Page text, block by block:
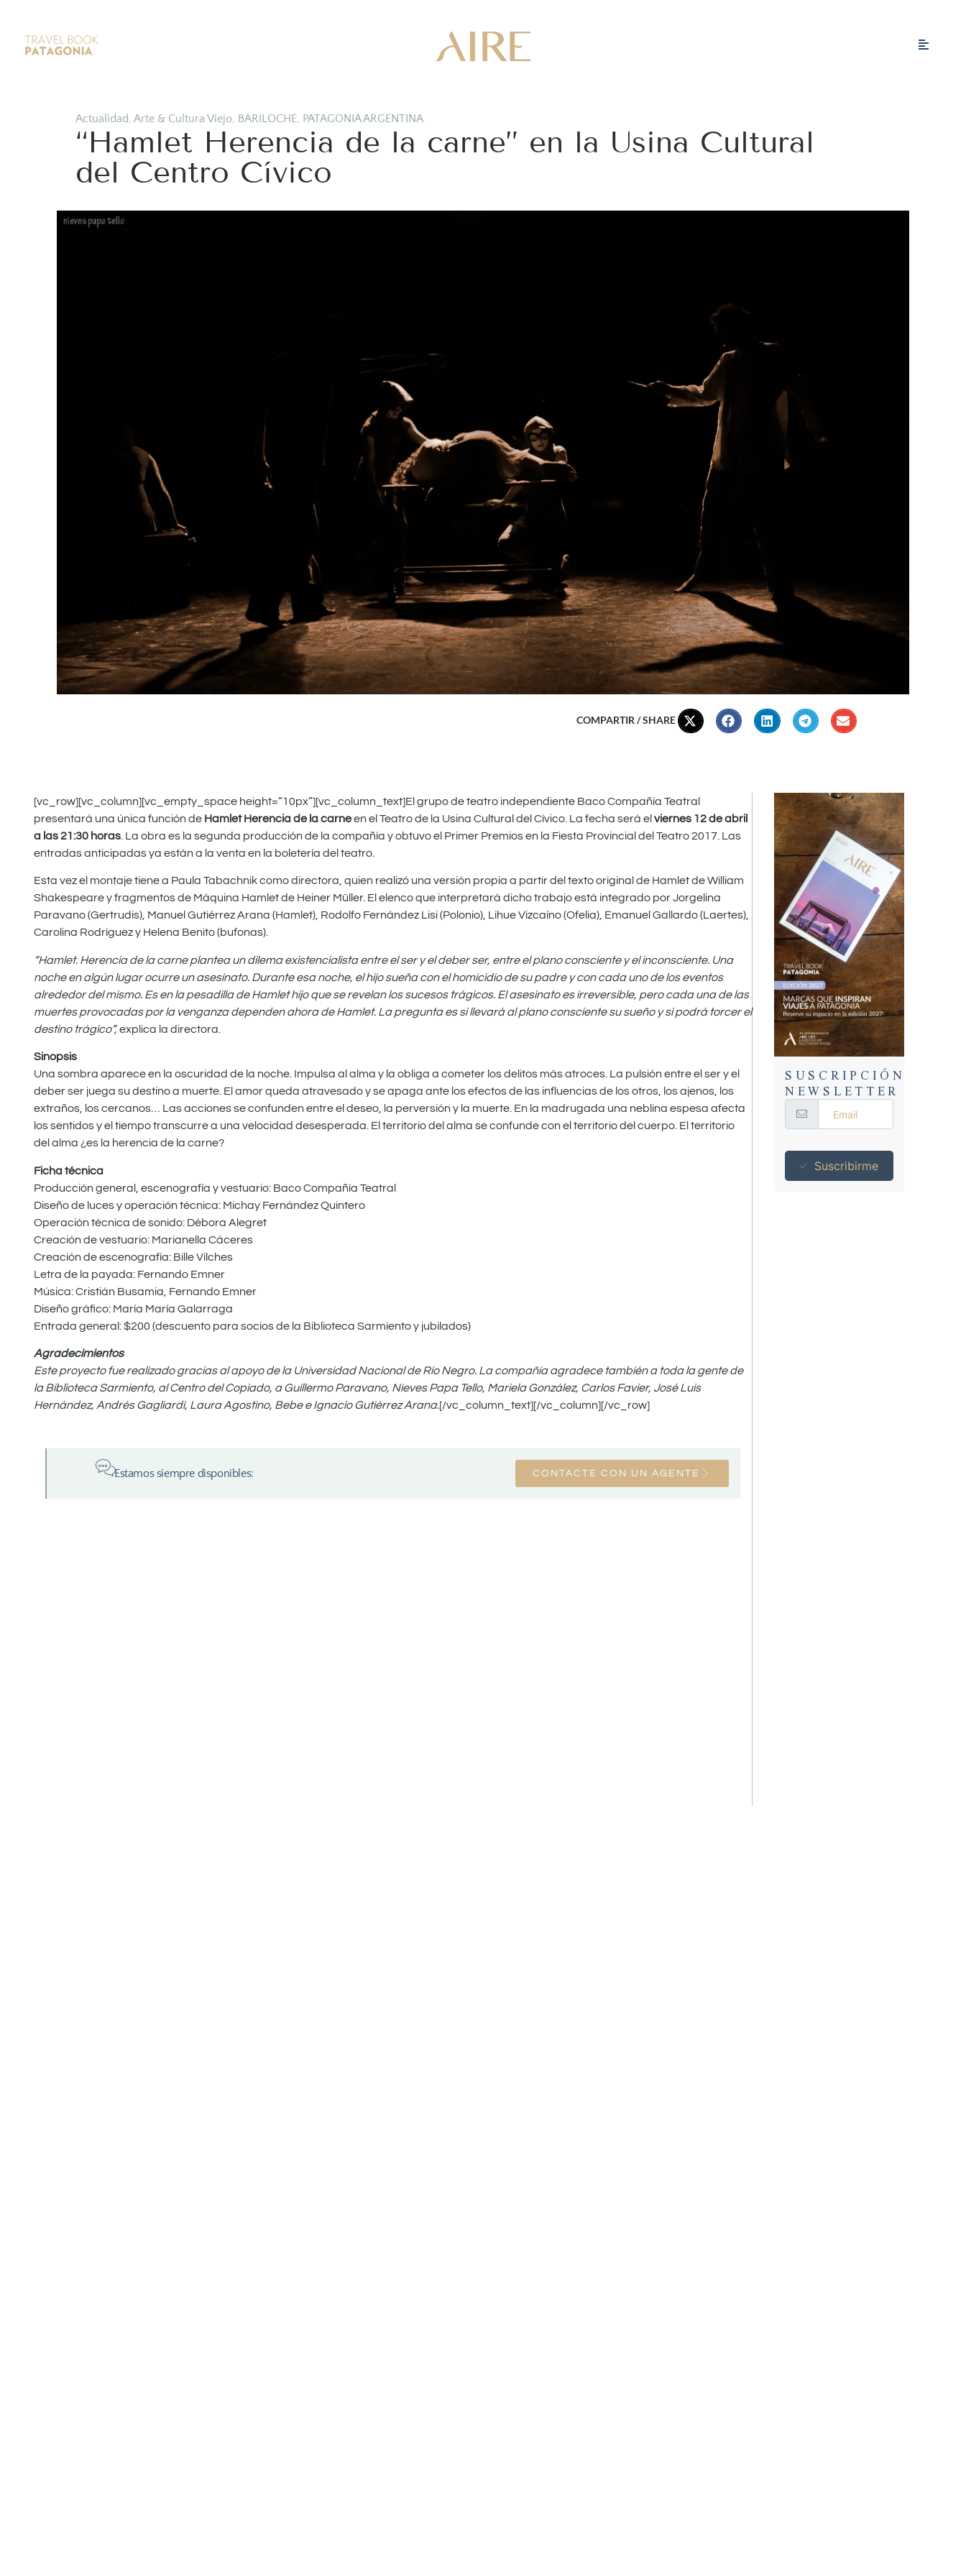
Actualidad, Arte & Cultura Viejo, BARILOCHE, PATAGONIA ARGENTINA
“Hamlet Herencia de la carne” en la Usina Cultural
del Centro Cívico
COMPARTIR / SHARE
[vc_row][vc_column][vc_empty_space height=”10px”][vc_column_text]El grupo de teatro independiente Baco Compañía Teatral
presentará una única función de Hamlet Herencia de la carneen el Teatro de la Usina Cultural del Cívico. La fecha será el viernes 12 de abril
a las 21:30 horas . La obra es la segunda producción de la compañía y obtuvo el Primer Premios en la Fiesta Provincial del Teatro 2017. Las
entradas anticipadas ya están a la venta en la boletería del teatro.
Esta vez el montaje tiene a Paula Tabachnik como directora, quien realizó una versión propia a partir del texto original de Hamlet de William
Shakespeare y fragmentos de Máquina Hamlet de Heiner Müller. El elenco que interpretará dicho trabajo está integrado por Jorgelina
Paravano (Gertrudis), Manuel Gutiérrez Arana (Hamlet), Rodolfo Fernández Lisi (Polonio), Lihue Vizcaíno (Ofelia), Emanuel Gallardo (Laertes),
Carolina Rodríguez y Helena Benito (bufonas).
“Hamlet. Herencia de la carne plantea un dilema existencialista entre el ser y el deber ser, entre el plano consciente y el inconsciente. Una
noche en algún lugar ocurre un asesinato. Durante esa noche, el hijo sueña con el homicidio de su padre y con cada uno de los eventos
alrededor del mismo. Es en la pesadilla de Hamlet hijo que se revelan los sucesos trágicos. El asesinato es irreversible, pero cada una de las
muertes provocadas por la venganza dependen ahora de Hamlet. La pregunta es si llevará al plano consciente su sueño y si podrá torcer el
destino trágico”,explica la directora.
Sinopsis
Una sombra aparece en la oscuridad de la noche. Impulsa al alma y la obliga a cometer los delitos más atroces. La pulsión entre el ser y el
deber ser juega su destino a muerte. El amor queda atravesado y se apaga ante los efectos de las influencias de los otros, los ajenos, los
extraños, los cercanos… Las acciones se confunden entre el deseo, la perversión y la muerte. En la madrugada una neblina espesa afecta
los sentidos y el tiempo transcurre a una velocidad desesperada. El territorio del alma se confunde con el territorio del cuerpo. El territorio
del alma ¿es la herencia de la carne?
Ficha técnica
Producción general, escenografía y vestuario: Baco Compañía Teatral
Diseño de luces y operación técnica: Michay Fernández Quintero
Operación técnica de sonido: Débora Alegret
Creación de vestuario: Marianella Cáceres
Creación de escenografía: Bille Vilches
Letra de la payada: Fernando Emner
Música: Cristián Busamia, Fernando Emner
Diseño gráfico: María María Galarraga
Entrada general: $200 (descuento para socios de la Biblioteca Sarmiento y jubilados)
Agradecimientos
Este proyecto fue realizado gracias al apoyo de la Universidad Nacional de Río Negro. La compañía agradece también a toda la gente de
la Biblioteca Sarmiento, al Centro del Copiado, a Guillermo Paravano, Nieves Papa Tello, Mariela González, Carlos Favier, José Luis
Hernández, Andrés Gagliardi, Laura Agostino, Bebe e Ignacio Gutiérrez Arana.[/vc_column_text][/vc_column][/vc_row]
Estamos siempre disponibles: CONTACTE CON UN AGENTE
SUSCRIPCIÓN
NEWSLETTER
Suscribirme